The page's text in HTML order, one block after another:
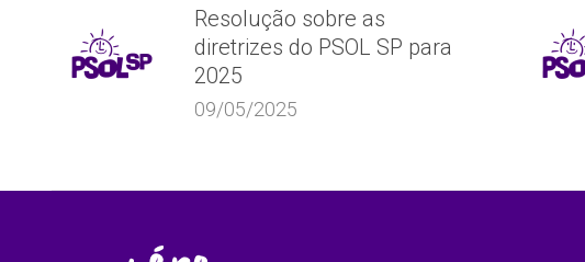
Resolução sobre as
diretrizes do PSOL SP para
2025
09/05/2025